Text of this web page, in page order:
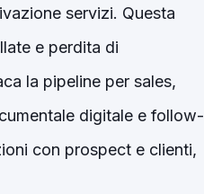
servizi. Questa
e perdita di
la pipeline per sales,
digitale e follow-
con prospect e clienti,